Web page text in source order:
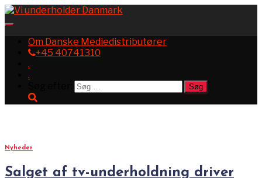
NavigationOm Danske Mediedistributører
+45 40741310
.
.
Nyheder
Salget af tv-underholdning driver